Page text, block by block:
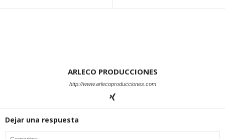
ARLECO PRODUCCIONES
http://www.arlecoproducciones.com
Dejar una respuesta